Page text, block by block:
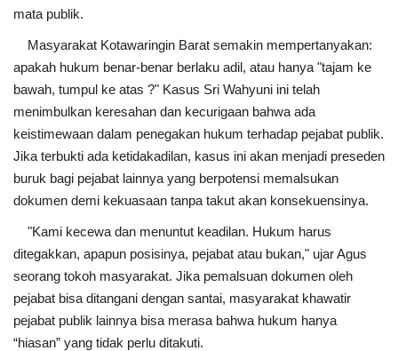
mata publik.
Masyarakat Kotawaringin Barat semakin mempertanyakan:
apakah hukum benar-benar berlaku adil, atau hanya "tajam ke
bawah, tumpul ke atas ?" Kasus Sri Wahyuni ini telah
menimbulkan keresahan dan kecurigaan bahwa ada
keistimewaan dalam penegakan hukum terhadap pejabat publik.
Jika terbukti ada ketidakadilan, kasus ini akan menjadi preseden
buruk bagi pejabat lainnya yang berpotensi memalsukan
dokumen demi kekuasaan tanpa takut akan konsekuensinya.
"Kami kecewa dan menuntut keadilan. Hukum harus
ditegakkan, apapun posisinya, pejabat atau bukan," ujar Agus
seorang tokoh masyarakat. Jika pemalsuan dokumen oleh
pejabat bisa ditangani dengan santai, masyarakat khawatir
pejabat publik lainnya bisa merasa bahwa hukum hanya
“hiasan” yang tidak perlu ditakuti.